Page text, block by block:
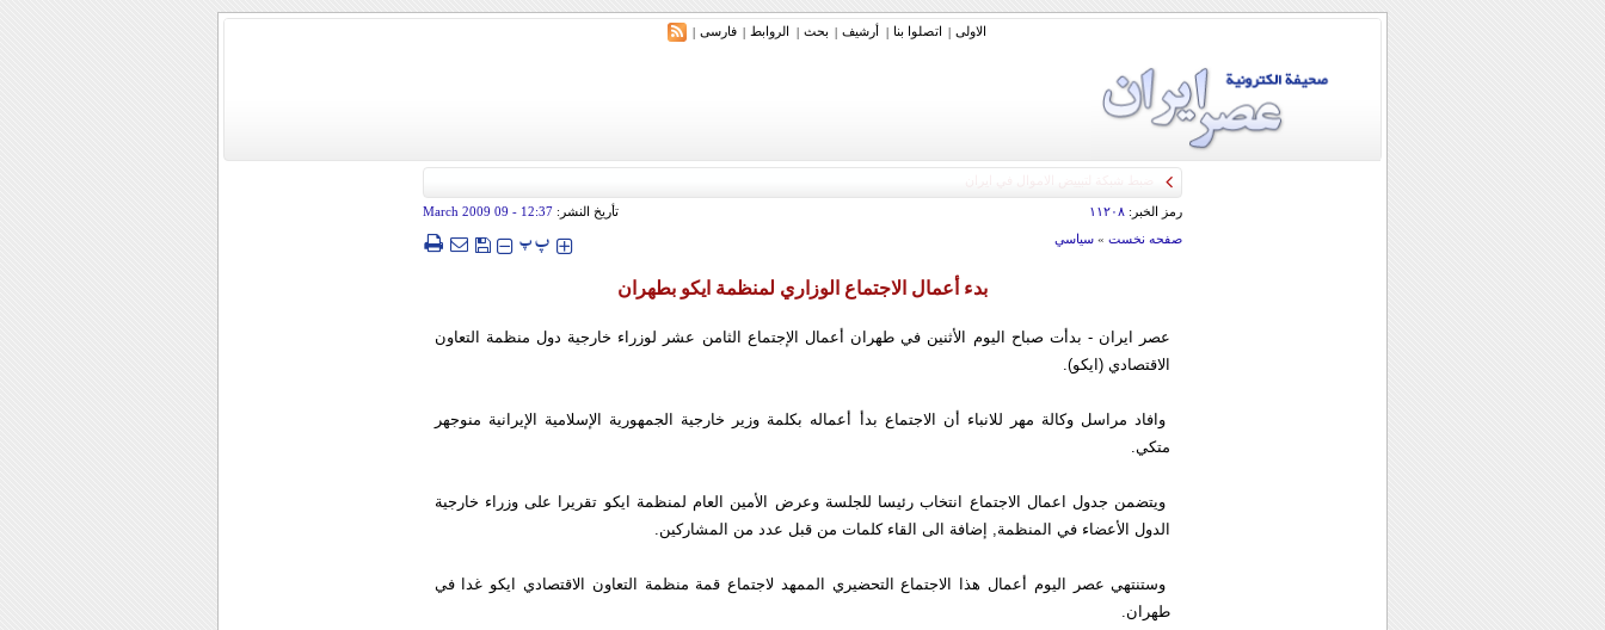
الاولی | اتصلوا بنا | أرشیف | بحث | الروابط | فارسی |
رمز الخبر: ۱۱۲۰۸ تأريخ النشر:12:37
- 09 March 2009
صفحه نخست» سياسي ‍‍‍ پپ
بدء أعمال الاجتماع الوزاري لمنظمة ايكو بطهران
عصر ایران - بدأت صباح اليوم الأثنين في طهران أعمال الإجتماع الثامن عشر لوزراء خارجية دول منظمة التعاون
الاقتصادي (ايكو).
وافاد مراسل وكالة مهر للانباء أن الاجتماع بدأ أعماله بكلمة وزير خارجية الجمهورية الإسلامية الإيرانية منوجهر
متكي.
ويتضمن جدول اعمال الاجتماع انتخاب رئيسا للجلسة وعرض الأمين العام لمنظمة ايكو تقريرا على وزراء خارجية
الدول الأعضاء في المنظمة, إضافة الى القاء كلمات من قبل عدد من المشاركين.
وستنتهي عصر اليوم أعمال هذا الاجتماع التحضيري الممهد لاجتماع قمة منظمة التعاون الاقتصادي ايكو غدا في
طهران.